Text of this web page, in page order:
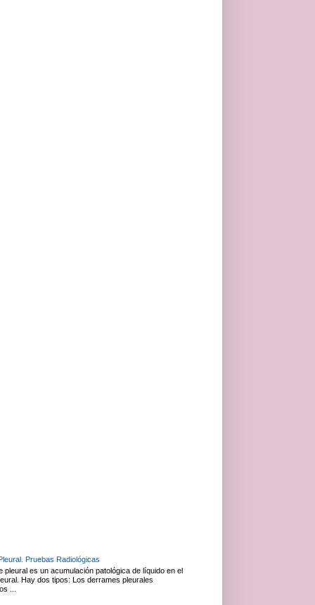
Pruebas Radiológicas
pleural es un acumulación patológica de líquido en el
Hay dos tipos: Los derrames pleurales
...